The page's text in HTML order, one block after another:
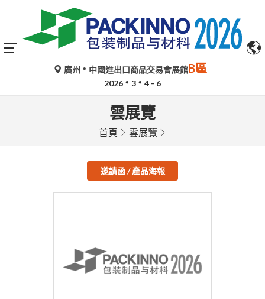
廣州 中國進出口商品交易會展館B區
2026 3 4 - 6
雲展覽
首頁 雲展覽
邀請函 / 產品海報